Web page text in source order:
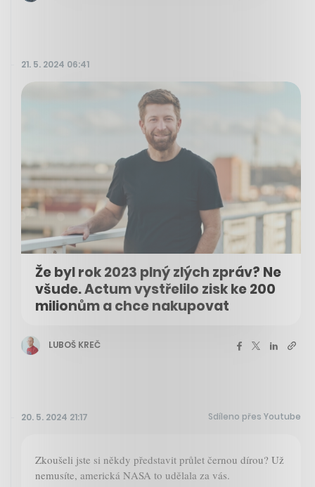
21. 5. 2024 06:41
Že byl rok 2023 plný zlých zpráv? Ne
všude. Actum vystřelilo zisk ke 200
milionům a chce nakupovat
LUBOŠ KREČ
20. 5. 2024 21:17 Sdíleno přes Youtube
Zkoušeli jste si někdy představit průlet černou dírou? Už
nemusíte, americká NASA to udělala za vás.